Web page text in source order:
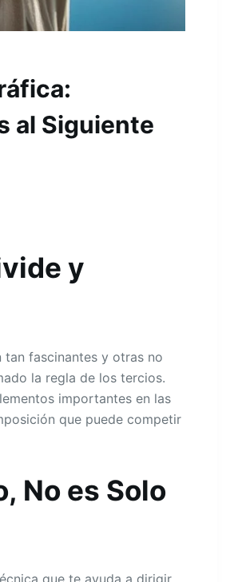
al Siguiente
y
fascinantes y otras no
la regla de los tercios.
importantes en las
que puede competir
No es Solo
que te ayuda a dirigir